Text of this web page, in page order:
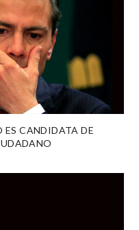
ES CANDIDATA DE